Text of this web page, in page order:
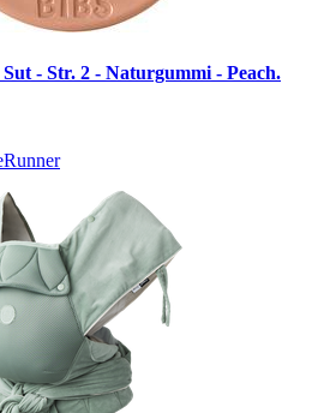
- Str. 2 - Naturgummi - Peach.